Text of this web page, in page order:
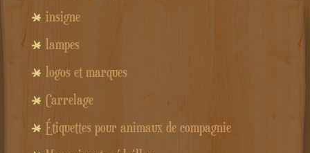
insigne
lampes
logos et marques
Carrelage
Étiquettes pour animaux de compagnie